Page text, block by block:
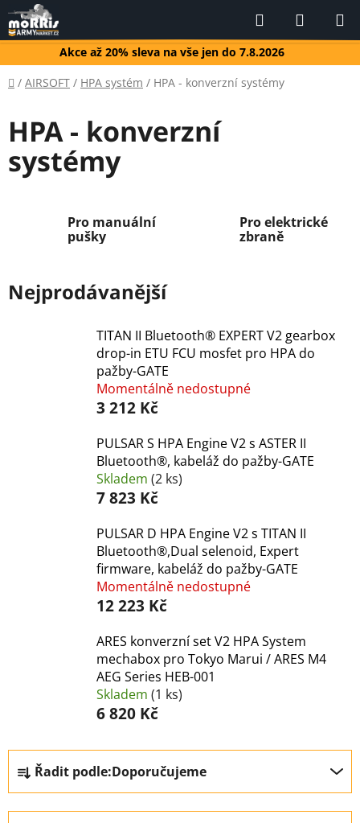
Přejít
na
obsah
Akce až 20% sleva na vše jen do 7.8.2026
Hledat
KOŠÍK
Domů
/ AIRSOFT / HPA systém / HPA - konverzní systémy
HPA - konverzní
systémy
Pro manuální
pušky
Pro elektrické
zbraně
Nejprodávanější
TITAN II Bluetooth® EXPERT V2 gearbox
drop-in ETU FCU mosfet pro HPA do
pažby-GATE
Momentálně nedostupné
3 212 Kč
PULSAR S HPA Engine V2 s ASTER II
Bluetooth®, kabeláž do pažby-GATE
Skladem (2 ks)
7 823 Kč
PULSAR D HPA Engine V2 s TITAN II
Bluetooth®,Dual selenoid, Expert
firmware, kabeláž do pažby-GATE
Momentálně nedostupné
12 223 Kč
ARES konverzní set V2 HPA System
mechabox pro Tokyo Marui / ARES M4
AEG Series HEB-001
Skladem (1 ks)
6 820 Kč
Ř
a
z
Řadit podle:Doporučujeme